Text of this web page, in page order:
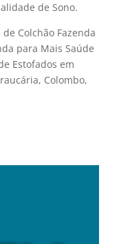
de Sono.
Colchão Fazenda
para Mais Saúde
Estofados em
Colombo,